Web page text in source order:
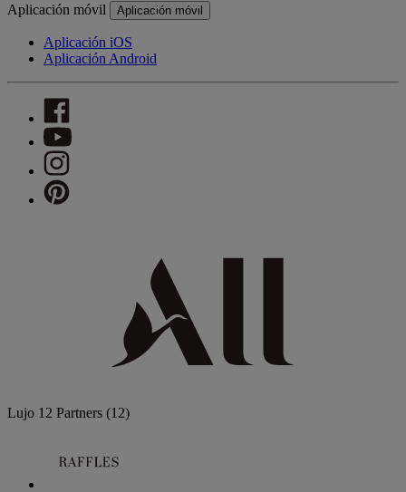
Aplicación móvil Aplicación móvil
Aplicación iOS
Aplicación Android
Lujo 12 Partners (12)